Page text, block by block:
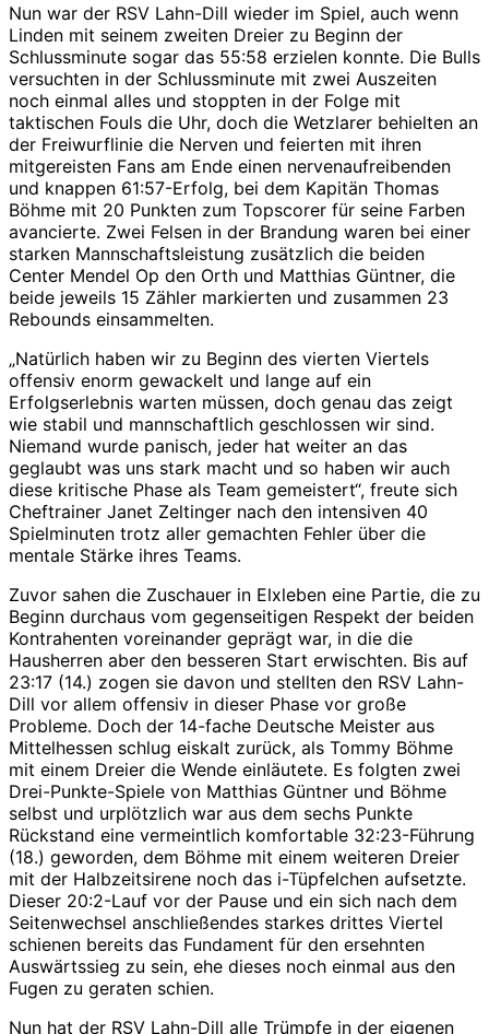
Nun war der RSV Lahn-Dill wieder im Spiel, auch wenn
Linden mit seinem zweiten Dreier zu Beginn der
Schlussminute sogar das 55:58 erzielen konnte. Die Bulls
versuchten in der Schlussminute mit zwei Auszeiten
noch einmal alles und stoppten in der Folge mit
taktischen Fouls die Uhr, doch die Wetzlarer behielten an
der Freiwurflinie die Nerven und feierten mit ihren
mitgereisten Fans am Ende einen nervenaufreibenden
und knappen 61:57-Erfolg, bei dem Kapitän Thomas
Böhme mit 20 Punkten zum Topscorer für seine Farben
avancierte. Zwei Felsen in der Brandung waren bei einer
starken Mannschaftsleistung zusätzlich die beiden
Center Mendel Op den Orth und Matthias Güntner, die
beide jeweils 15 Zähler markierten und zusammen 23
Rebounds einsammelten.
„Natürlich haben wir zu Beginn des vierten Viertels
offensiv enorm gewackelt und lange auf ein
Erfolgserlebnis warten müssen, doch genau das zeigt
wie stabil und mannschaftlich geschlossen wir sind.
Niemand wurde panisch, jeder hat weiter an das
geglaubt was uns stark macht und so haben wir auch
diese kritische Phase als Team gemeistert“, freute sich
Cheftrainer Janet Zeltinger nach den intensiven 40
Spielminuten trotz aller gemachten Fehler über die
mentale Stärke ihres Teams.
Zuvor sahen die Zuschauer in Elxleben eine Partie, die zu
Beginn durchaus vom gegenseitigen Respekt der beiden
Kontrahenten voreinander geprägt war, in die die
Hausherren aber den besseren Start erwischten. Bis auf
23:17 (14.) zogen sie davon und stellten den RSV Lahn-
Dill vor allem offensiv in dieser Phase vor große
Probleme. Doch der 14-fache Deutsche Meister aus
Mittelhessen schlug eiskalt zurück, als Tommy Böhme
mit einem Dreier die Wende einläutete. Es folgten zwei
Drei-Punkte-Spiele von Matthias Güntner und Böhme
selbst und urplötzlich war aus dem sechs Punkte
Rückstand eine vermeintlich komfortable 32:23-Führung
(18.) geworden, dem Böhme mit einem weiteren Dreier
mit der Halbzeitsirene noch das i-Tüpfelchen aufsetzte.
Dieser 20:2-Lauf vor der Pause und ein sich nach dem
Seitenwechsel anschließendes starkes drittes Viertel
schienen bereits das Fundament für den ersehnten
Auswärtssieg zu sein, ehe dieses noch einmal aus den
Fugen zu geraten schien.
Nun hat der RSV Lahn-Dill alle Trümpfe in der eigenen